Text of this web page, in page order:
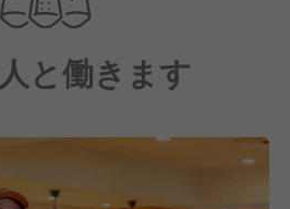
と働きます